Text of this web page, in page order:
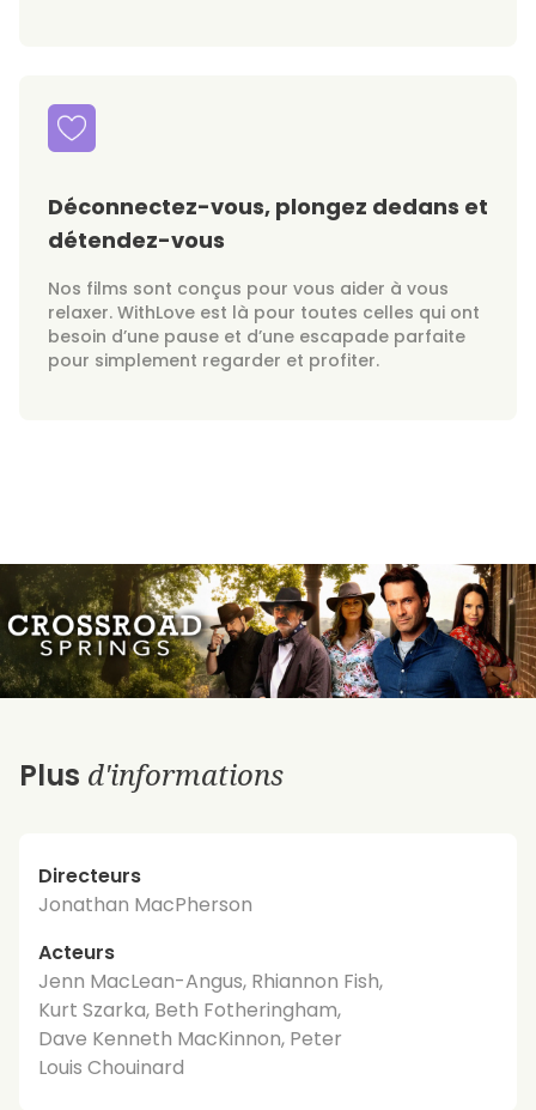
Déconnectez-vous, plongez dedans et
détendez-vous
Nos films sont conçus pour vous aider à vous
relaxer. WithLove est là pour toutes celles qui ont
besoin d’une pause et d’une escapade parfaite
pour simplement regarder et profiter.
Plus d'informations
Directeurs
Jonathan MacPherson
Acteurs
Jenn MacLean-Angus, Rhiannon Fish,
Kurt Szarka, Beth Fotheringham,
Dave Kenneth MacKinnon, Peter
Louis Chouinard